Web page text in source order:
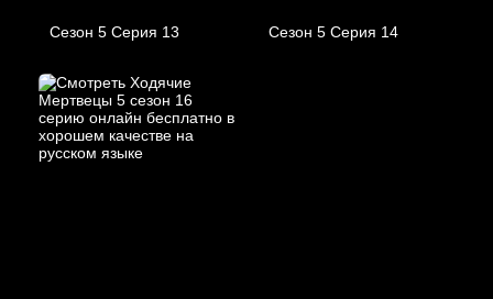
Сезон 5 Серия 13 Сезон 5 Серия 14